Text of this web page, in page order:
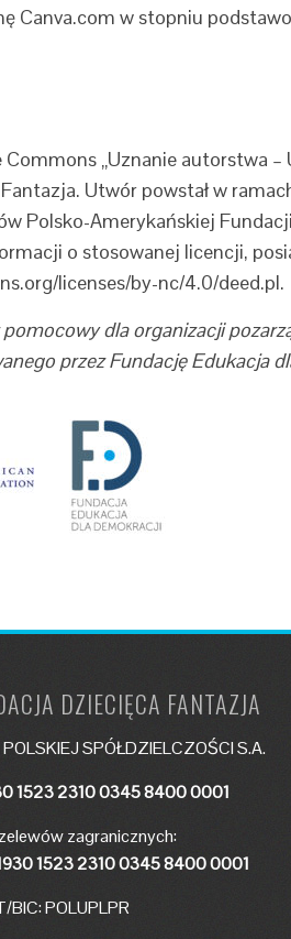
Canva.com w stopniu
„Uznanie autorstwa
Utwór powstał w
Polsko-Amerykańskiej
o stosowanej licencji,
licenses/by-nc/4.0/deed.pl.
dla organizacji
przez Fundację Edukacja
DZIECIĘCA FANTAZJA
SPÓŁDZIELCZOŚCI S.A.
1523 2310 0345 8400 0001
zagranicznych:
1523 2310 0345 8400 0001
BIC: POLUPLPR